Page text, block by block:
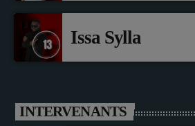
Issa Sylla
INTERVENANTS